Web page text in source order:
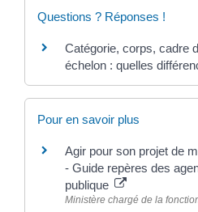
Questions ? Réponses !
Catégorie, corps, cadre
échelon : quelles
Pour en savoir plus
Agir pour son projet de
- Guide repères des
publique
Ministère chargé de la